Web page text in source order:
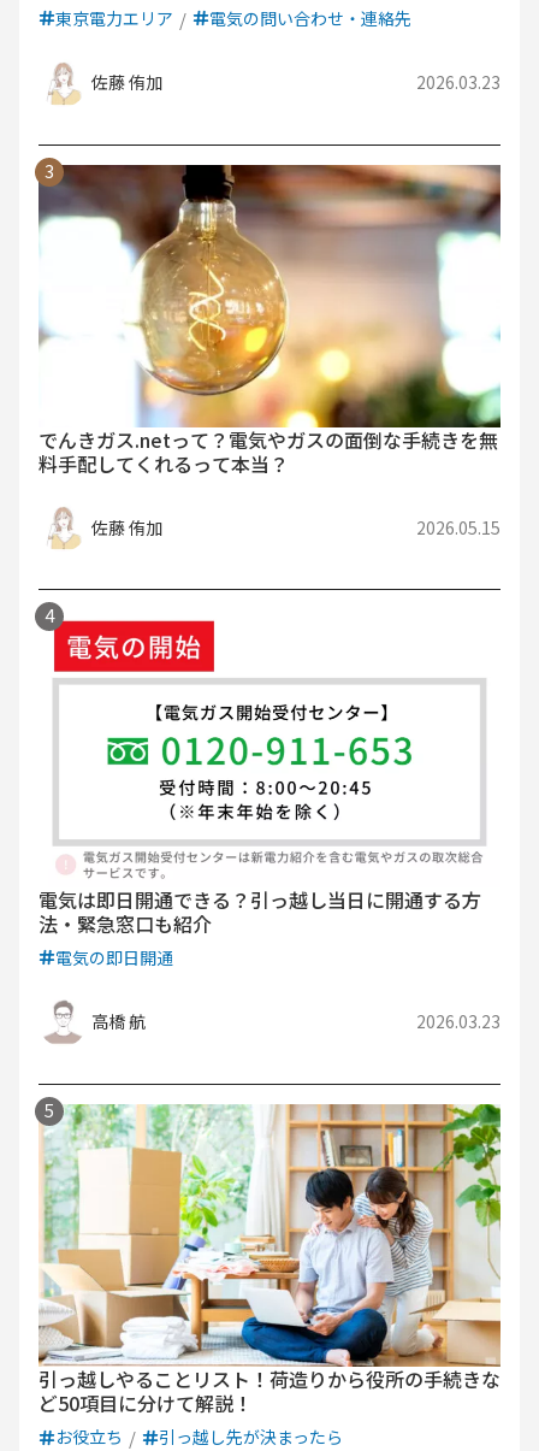
東京電力エリア 電気の問い合わせ・連絡先
佐藤 侑加 2026.03.23
でんきガス.netって？電気やガスの面倒な手続きを無
料手配してくれるって本当？
佐藤 侑加 2026.05.15
電気は即日開通できる？引っ越し当日に開通する方
法・緊急窓口も紹介
電気の即日開通
高橋 航 2026.03.23
引っ越しやることリスト！荷造りから役所の手続きな
ど50項目に分けて解説！
お役立ち 引っ越し先が決まったら